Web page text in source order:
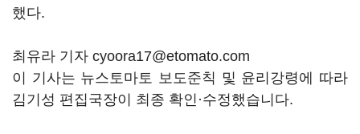
했다.
최유라 기자 cyoora17@etomato.com
이 기사는 뉴스토마토 보도준칙 및 윤리강령에 따라
김기성 편집국장이 최종 확인·수정했습니다.